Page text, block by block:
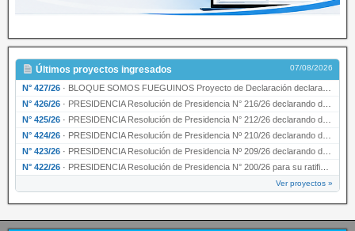
Últimos proyectos ingresados 07/08/2026
N° 427/26 · BLOQUE SOMOS FUEGUINOS Proyecto de Declaración declarando de interés provincial PRESIDENCI…
N° 426/26 · PRESIDENCIA Resolución de Presidencia N° 216/26 declarando de interés provincial la labor …
N° 425/26 · PRESIDENCIA Resolución de Presidencia N° 212/26 declarando de interés provincial el “50° A…
N° 424/26 · PRESIDENCIA Resolución de Presidencia Nº 210/26 declarando de interés provincial el proyec…
N° 423/26 · PRESIDENCIA Resolución de Presidencia Nº 209/26 declarando de interés provincial la presen…
N° 422/26 · PRESIDENCIA Resolución de Presidencia N° 200/26 para su ratificación.
Ver proyectos »